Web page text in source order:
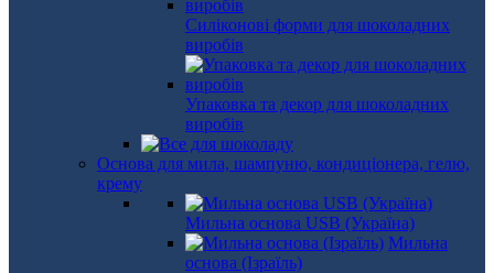
Силіконові форми для шоколадних
виробів
Упаковка та декор для шоколадних
виробів
Основа для мила, шампуню, кондиціонера, гелю,
крему
Мильна основа USB (Україна)
Мильна
основа (Ізраїль)